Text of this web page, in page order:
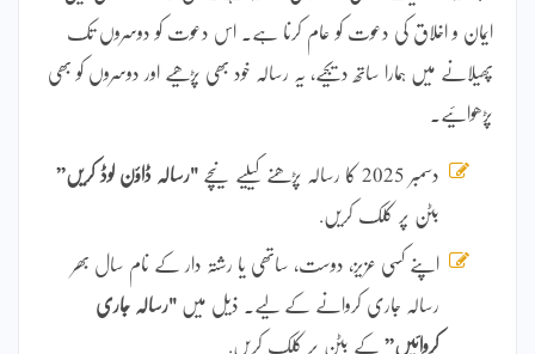
ایمان و اخلاق کی دعوت کو عام کرنا ہے۔ اس دعوت کو دوسروں تک
پھیلانے میں ہمارا ساتھ دیجیے، یہ رسالہ خود بھی پڑھیے اور دوسروں کو بھی
پڑھوائیے۔
دسمبر 2025 کا رسالہ پڑھنے کیلیے نیچے "رسالہ ڈاؤن لوڈ کریں”
بٹن پر کلک کریں.
اپنے کسی عزیز، دوست، ساتھی یا رشتہ دار کے نام سال بھر
رسالہ جاری کروانے کے لیے۔ ذیل میں "رسالہ جاری
کروائیں” کے بٹن پر کلک کریں.